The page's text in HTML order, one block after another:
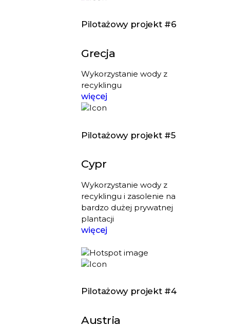
Pilotażowy projekt #6
Grecja
Wykorzystanie wody z
recyklingu
więcej
Pilotażowy projekt #5
Cypr
Wykorzystanie wody z
recyklingu i zasolenie na
bardzo dużej prywatnej
plantacji
więcej
Pilotażowy projekt #4
Austria